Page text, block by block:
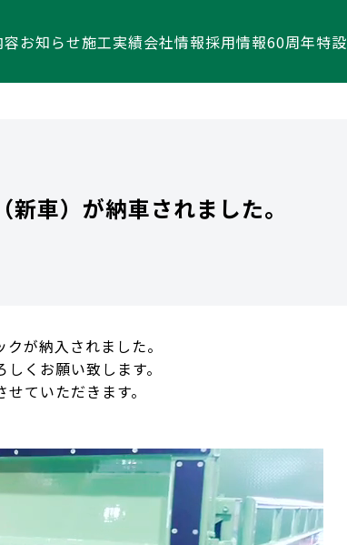
お知らせ施工実績会社情報採用情報60周年特設
車）が納車されました。
が納入されました。
くお願い致します。
ていただきます。